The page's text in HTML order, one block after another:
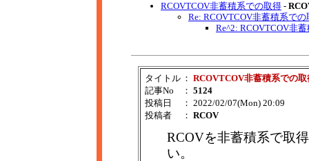
RCOVTCOV非蓄積系での取得 -
Re: RCOVTCOV非蓄積系での
Re^2: RCOVTCOV非
タイトル ： RCOVTCOV非蓄積系での取
記事No
： 5124
投稿日
： 2022/02/07(Mon) 20:09
投稿者
： RCOV
RCOVを非蓄積系で取
い。